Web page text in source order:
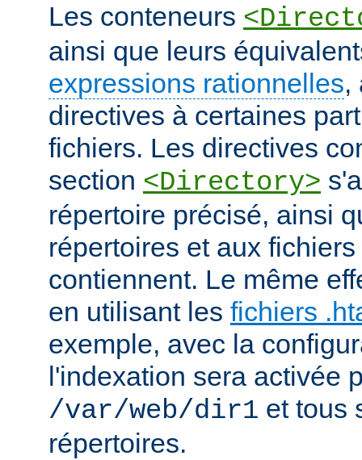
Les conteneurs
ainsi que leurs
expressions rationnelles,
directives à certaines
fichiers. Les directives
section <Directory>
répertoire précisé, ainsi
répertoires et aux
contiennent. Le même
en utilisant les fichiers
exemple, avec la
l'indexation sera activée
/var/web/dir1 et tous
répertoires.